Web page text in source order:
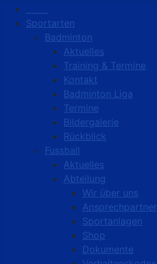
Sportarten
Badminton
Aktuelles
Training & Termine
Kontakt
Badminton Liga
Termine
Bildergalerie
Rückblick
Fussball
Aktuelles
Abteilung
Wir über uns
Ansprechpartner
Sportanlagen
Shop
Dokumente